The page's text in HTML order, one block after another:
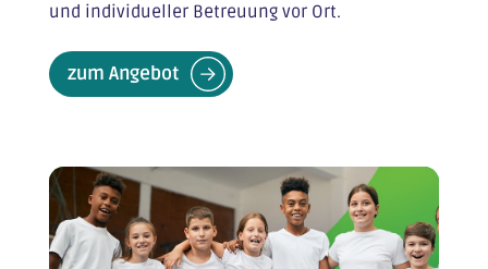
und individueller Betreuung vor Ort.
zum Angebot